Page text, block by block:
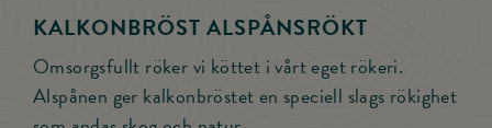
KALKONBRÖST ALSPÅNSRÖKT
Omsorgsfullt röker vi köttet i vårt eget rökeri.
Alspånen ger kalkonbröstet en speciell slags rökighet